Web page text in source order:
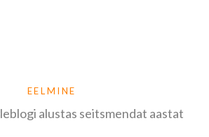
EELMINE
alustas seitsmendat aastat